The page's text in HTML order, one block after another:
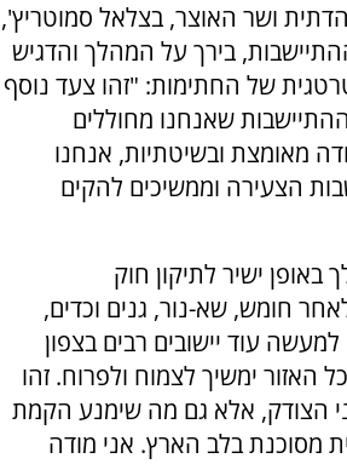
ושר האוצר, בצלאל סמוטריץ',
בירך על המהלך והדגיש
של החתימות: "זהו צעד נוסף
שאנחנו מחוללים
מאומצת ובשיטתיות, אנחנו
הצעירה וממשיכים להקים
ישיר לתיקון חוק
חומש, שא-נור, גנים וכדים,
עוד יישובים רבים בצפון
האזור ימשיך לצמוח ולפרוח. זהו
הצודק, אלא גם מה שימנע הקמת
מסוכנת בלב הארץ. אני מודה